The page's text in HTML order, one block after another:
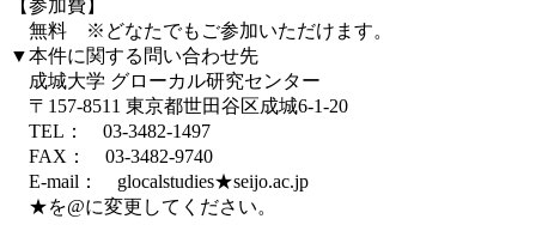
【参加費】
無料 ※どなたでもご参加いただけます。
▼本件に関する問い合わせ先
成城大学 グローカル研究センター
〒157-8511 東京都世田谷区成城6-1-20
TEL： 03-3482-1497
FAX： 03-3482-9740
E-mail： glocalstudies★seijo.ac.jp
★を@に変更してください。